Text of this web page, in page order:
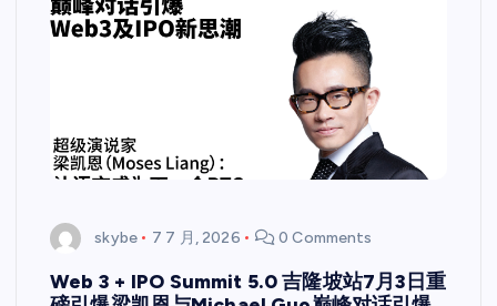
skybe 7 7 月, 2026 0 Comments
Web 3 + IPO Summit 5.0 吉隆坡站7月3日重